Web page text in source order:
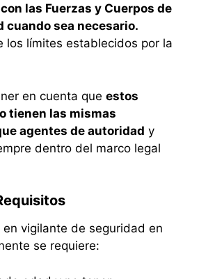
las Fuerzas y Cuerpos de
cuando sea necesario.
los límites establecidos por la
en cuenta que estos
tienen las mismas
agentes de autoridad y
dentro del marco legal
vigilante de seguridad en
se requiere: